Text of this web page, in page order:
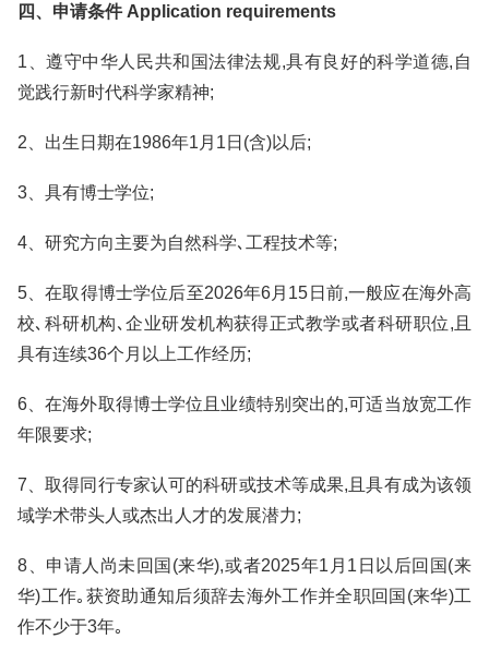
四、申请条件 Application requirements
1、遵守中华人民共和国法律法规,具有良好的科学道德,自
觉践行新时代科学家精神;
2、出生日期在1986年1月1日(含)以后;
3、具有博士学位;
4、研究方向主要为自然科学､工程技术等;
5、在取得博士学位后至2026年6月15日前,一般应在海外高
校､科研机构､企业研发机构获得正式教学或者科研职位,且
具有连续36个月以上工作经历;
6、在海外取得博士学位且业绩特别突出的,可适当放宽工作
年限要求;
7、取得同行专家认可的科研或技术等成果,且具有成为该领
域学术带头人或杰出人才的发展潜力;
8、申请人尚未回国(来华),或者2025年1月1日以后回国(来
华)工作｡获资助通知后须辞去海外工作并全职回国(来华)工
作不少于3年｡